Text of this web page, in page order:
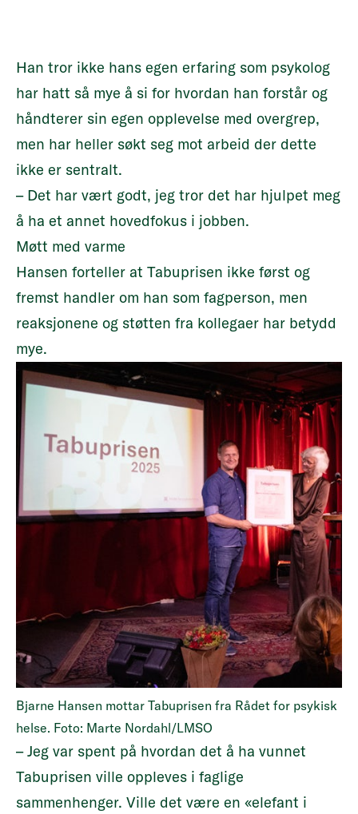
Han tror ikke hans egen erfaring som psykolog
har hatt så mye å si for hvordan han forstår og
håndterer sin egen opplevelse med overgrep,
men har heller søkt seg mot arbeid der dette
ikke er sentralt.
– Det har vært godt, jeg tror det har hjulpet meg
å ha et annet hovedfokus i jobben.
Møtt med varme
Hansen forteller at Tabuprisen ikke først og
fremst handler om han som fagperson, men
reaksjonene og støtten fra kollegaer har betydd
mye.
Bjarne Hansen mottar Tabuprisen fra Rådet for psykisk
helse. Foto: Marte Nordahl/LMSO
– Jeg var spent på hvordan det å ha vunnet
Tabuprisen ville oppleves i faglige
sammenhenger. Ville det være en «elefant i